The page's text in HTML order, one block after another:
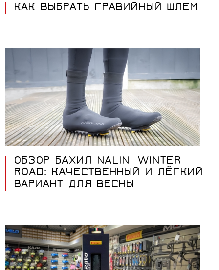
КАК ВЫБРАТЬ ГРАВИЙНЫЙ ШЛЕМ
ОБЗОР БАХИЛ NALINI WINTER
ROAD: КАЧЕСТВЕННЫЙ И ЛЁГКИЙ
ВАРИАНТ ДЛЯ ВЕСНЫ